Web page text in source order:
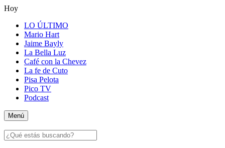
Hoy
LO ÚLTIMO
Mario Hart
Jaime Bayly
La Bella Luz
Café con la Chevez
La fe de Cuto
Pisa Pelota
Pico TV
Podcast
Menú